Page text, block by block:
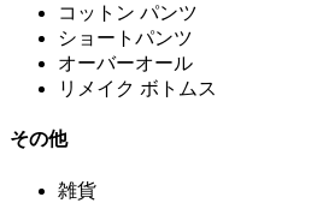
コットン パンツ
ショートパンツ
オーバーオール
リメイク ボトムス
その他
雑貨